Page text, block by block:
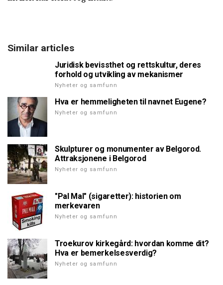
Similar articles
Juridisk bevissthet og rettskultur, deres
forhold og utvikling av mekanismer
Nyheter og samfunn
Hva er hemmeligheten til navnet Eugene?
Nyheter og samfunn
Skulpturer og monumenter av Belgorod.
Attraksjonene i Belgorod
Nyheter og samfunn
"Pal Mal" (sigaretter): historien om
merkevaren
Nyheter og samfunn
Troekurov kirkegård: hvordan komme dit?
Hva er bemerkelsesverdig?
Nyheter og samfunn